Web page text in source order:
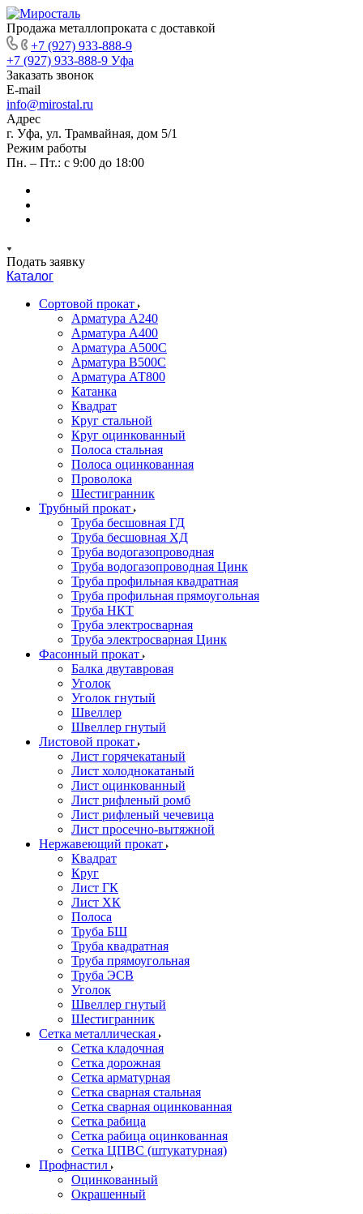
Продажа металлопроката с доставкой
+7 (927) 933-888-9
+7 (927) 933-888-9 Уфа
Заказать звонок
E-mail
info@mirostal.ru
Адрес
г. Уфа, ул. Трамвайная, дом 5/1
Режим работы
Пн. – Пт.: с 9:00 до 18:00
Подать заявку
Каталог
Сортовой прокат
Арматура А240
Арматура А400
Арматура А500C
Арматура В500С
Арматура АТ800
Катанка
Квадрат
Круг стальной
Круг оцинкованный
Полоса стальная
Полоса оцинкованная
Проволока
Шестигранник
Трубный прокат
Труба бесшовная ГД
Труба бесшовная ХД
Труба водогазопроводная
Труба водогазопроводная Цинк
Труба профильная квадратная
Труба профильная прямоугольная
Труба НКТ
Труба электросварная
Труба электросварная Цинк
Фасонный прокат
Балка двутавровая
Уголок
Уголок гнутый
Швеллер
Швеллер гнутый
Листовой прокат
Лист горячекатаный
Лист холоднокатаный
Лист оцинкованный
Лист рифленый ромб
Лист рифленый чечевица
Лист просечно-вытяжной
Нержавеющий прокат
Квадрат
Круг
Лист ГК
Лист ХК
Полоса
Труба БШ
Труба квадратная
Труба прямоугольная
Труба ЭСВ
Уголок
Швеллер гнутый
Шестигранник
Сетка металлическая
Сетка кладочная
Сетка дорожная
Сетка арматурная
Сетка сварная стальная
Сетка сварная оцинкованная
Сетка рабица
Сетка рабица оцинкованная
Сетка ЦПВС (штукатурная)
Профнастил
Оцинкованный
Окрашенный